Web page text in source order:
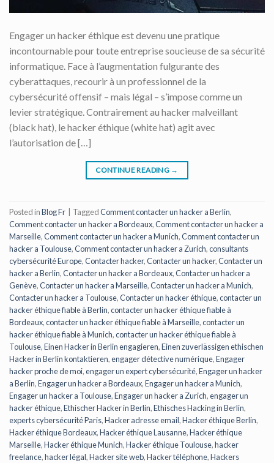
Engager un hacker éthique est devenu une pratique
incontournable pour toute entreprise soucieuse de sa sécurité
informatique. Face à l’augmentation fulgurante des
cyberattaques, recourir à un professionnel de la
cybersécurité offensif – mais légal – s’impose comme un
levier stratégique. Contrairement au hacker malveillant
(black hat), le hacker éthique (white hat) agit avec
l’autorisation de […]
CONTINUE READING →
Posted inBlog Fr TaggedComment contacter un hacker a Berlin,
Comment contacter un hacker a Bordeaux,Comment contacter un hacker a
Marseille,Comment contacter un hacker a Munich,Comment contacter un
hacker a Toulouse,Comment contacter un hacker a Zurich,consultants
cybersécurité Europe,Contacter hacker,Contacter un hacker,Contacter un
hacker a Berlin,Contacter un hacker a Bordeaux,Contacter un hacker a
Genève,Contacter un hacker a Marseille,Contacter un hacker a Munich,
Contacter un hacker a Toulouse,Contacter un hacker éthique,contacter un
hacker éthique fiable à Berlin,contacter un hacker éthique fiable à
Bordeaux,contacter un hacker éthique fiable à Marseille,contacter un
hacker éthique fiable à Munich,contacter un hacker éthique fiable à
Toulouse,Einen Hacker in Berlin engagieren,Einen zuverlässigen ethischen
Hacker in Berlin kontaktieren,engager détective numérique,Engager
hacker proche de moi,engager un expert cybersécurité,Engager un hacker
a Berlin,Engager un hacker a Bordeaux,Engager un hacker a Munich,
Engager un hacker a Toulouse,Engager un hacker a Zurich,engager un
hacker éthique,Ethischer Hacker in Berlin,Ethisches Hacking in Berlin,
experts cybersécurité Paris,Hacker adresse email,Hacker éthique Berlin,
Hacker éthique Bordeaux,Hacker éthique Lausanne,Hacker éthique
Marseille,Hacker éthique Munich,Hacker éthique Toulouse,hacker
freelance,hacker légal,Hacker site web,Hacker téléphone,Hackers